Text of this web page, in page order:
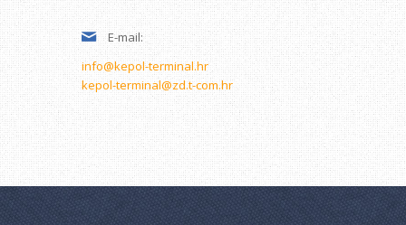
E-mail:
info@kepol-terminal.hr
kepol-terminal@zd.t-com.hr